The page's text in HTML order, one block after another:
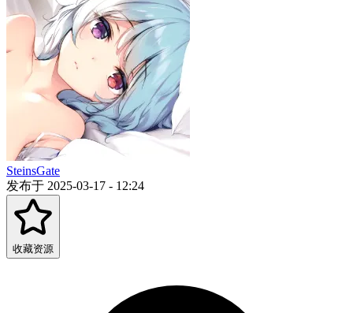
SteinsGate
发布于 2025-03-17 - 12:24
收藏资源